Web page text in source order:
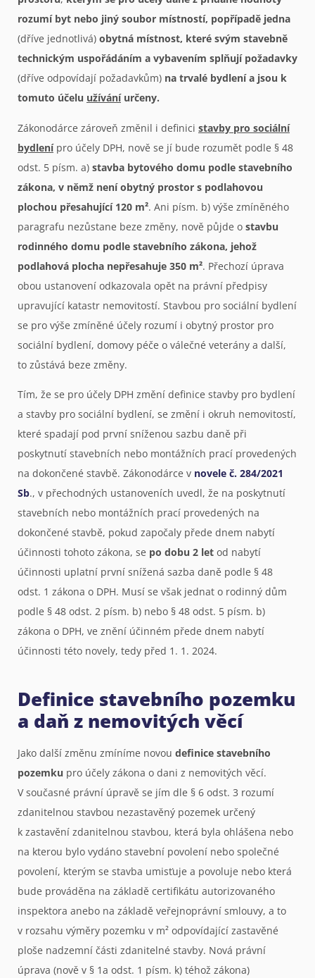
rozumí byt nebo jiný soubor místností, popřípadě jedna
(dříve jednotlivá) obytná místnost, které svým stavebně
technickým uspořádáním a vybavením splňují požadavky
(dříve odpovídají požadavkům) na trvalé bydlení a jsou k
tomuto účelu užíváníurčeny.
Zákonodárce zároveň změnil i definici stavby pro sociální
bydlenípro účely DPH, nově se jí bude rozumět podle § 48
odst. 5 písm. a) stavba bytového domu podle stavebního
zákona, v němž není obytný prostor s podlahovou
plochou přesahující 120 m². Ani písm. b) výše zmíněného
paragrafu nezůstane beze změny, nově půjde o stavbu
rodinného domu podle stavebního zákona, jehož
podlahová plocha nepřesahuje 350 m². Přechozí úprava
obou ustanovení odkazovala opět na právní předpisy
upravující katastr nemovitostí. Stavbou pro sociální bydlení
se pro výše zmíněné účely rozumí i obytný prostor pro
sociální bydlení, domovy péče o válečné veterány a další,
to zůstává beze změny.
Tím, že se pro účely DPH změní definice stavby pro bydlení
a stavby pro sociální bydlení, se změní i okruh nemovitostí,
které spadají pod první sníženou sazbu daně při
poskytnutí stavebních nebo montážních prací provedených
na dokončené stavbě. Zákonodárce v novele č. 284/2021
Sb., v přechodných ustanoveních uvedl, že na poskytnutí
stavebních nebo montážních prací provedených na
dokončené stavbě, pokud započaly přede dnem nabytí
účinnosti tohoto zákona, se po dobu 2 let od nabytí
účinnosti uplatní první snížená sazba daně podle § 48
odst. 1 zákona o DPH. Musí se však jednat o rodinný dům
podle § 48 odst. 2 písm. b) nebo § 48 odst. 5 písm. b)
zákona o DPH, ve znění účinném přede dnem nabytí
účinnosti této novely, tedy před 1. 1. 2024.
Definice stavebního pozemku
a daň z nemovitých věcí
Jako další změnu zmíníme novou definice stavebního
pozemku pro účely zákona o dani z nemovitých věcí.
V současné právní úpravě se jím dle § 6 odst. 3 rozumí
zdanitelnou stavbou nezastavěný pozemek určený
k zastavění zdanitelnou stavbou, která byla ohlášena nebo
na kterou bylo vydáno stavební povolení nebo společné
povolení, kterým se stavba umisťuje a povoluje nebo která
bude prováděna na základě certifikátu autorizovaného
inspektora anebo na základě veřejnoprávní smlouvy, a to
v rozsahu výměry pozemku v m² odpovídající zastavěné
ploše nadzemní části zdanitelné stavby. Nová právní
úprava (nově v § 1a odst. 1 písm. k) téhož zákona)